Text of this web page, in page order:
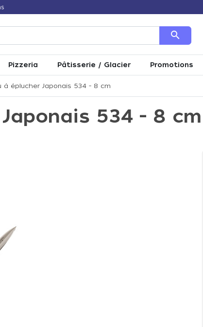
search
Pizzeria Pâtisserie / Glacier Promotions
à éplucher Japonais 534 - 8 cm
534 - 8 cm